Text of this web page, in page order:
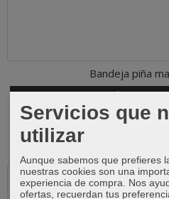
Bandeja piña
5,50 €
Servicios que
utilizar
Aunque sabemos que prefieres
nuestras cookies son una
experiencia de compra. Nos
ofertas, recuerdan tus